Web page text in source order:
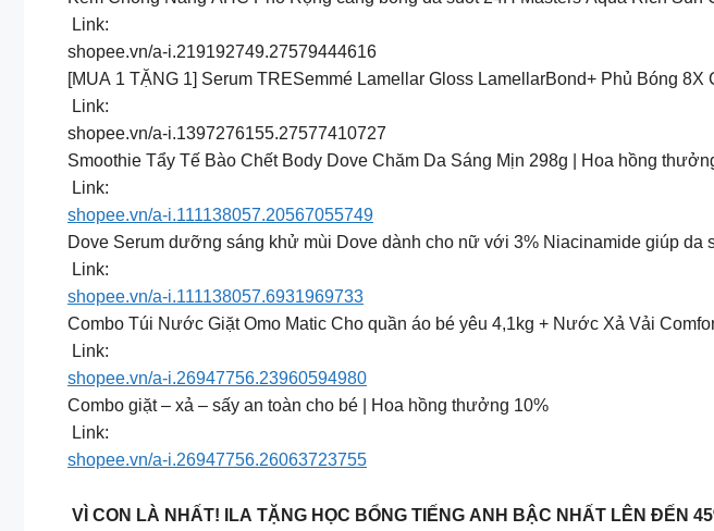
️ Link:
shopee.vn/a-i.219192749.27579444616
[MUA 1 TẶNG 1] Serum TRESemmé Lamellar Gloss LamellarBond+ Phủ Bóng
️ Link:
shopee.vn/a-i.1397276155.27577410727
Smoothie Tẩy Tế Bào Chết Body Dove Chăm Da Sáng Mịn 298g | Hoa hồng
️ Link:
shopee.vn/a-i.111138057.20567055749
Dove Serum dưỡng sáng khử mùi Dove dành cho nữ với 3% Niacinamide giúp da
️ Link:
shopee.vn/a-i.111138057.6931969733
Combo Túi Nước Giặt Omo Matic Cho quần áo bé yêu 4,1kg + Nước Xả Vải
️ Link:
shopee.vn/a-i.26947756.23960594980
Combo giặt – xả – sấy an toàn cho bé | Hoa hồng thưởng 10%
️ Link:
shopee.vn/a-i.26947756.26063723755
VÌ CON LÀ NHẤT! ILA TẶNG HỌC BỔNG TIẾNG ANH BẬC NHẤT LÊN ĐẾN